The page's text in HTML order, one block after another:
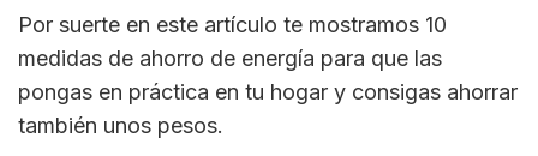
Por suerte en este artículo te mostramos 10
medidas de ahorro de energía para que las
pongas en práctica en tu hogar y consigas ahorrar
también unos pesos.